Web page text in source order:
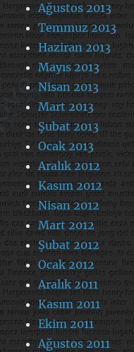
Ağustos 2013
Temmuz 2013
Haziran 2013
Mayıs 2013
Nisan 2013
Mart 2013
Şubat 2013
Ocak 2013
Aralık 2012
Kasım 2012
Nisan 2012
Mart 2012
Şubat 2012
Ocak 2012
Aralık 2011
Kasım 2011
Ekim 2011
Ağustos 2011